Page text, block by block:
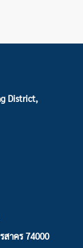
District,
าคร 74000